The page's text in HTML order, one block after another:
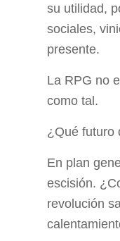
su utilidad,
sociales,
presente.
La RPG no
como tal.
¿Qué futuro
En plan
escisión.
revolución